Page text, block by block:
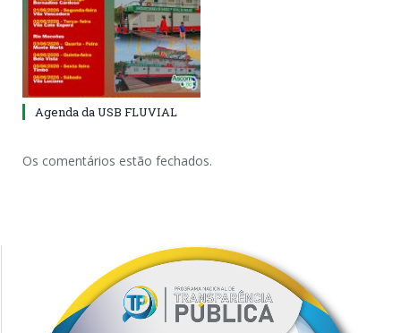
Agenda da USB FLUVIAL
Os comentários estão fechados.